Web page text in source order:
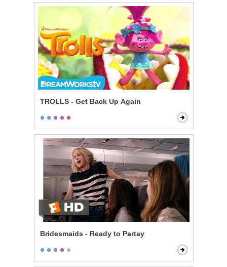
TROLLS - Get Back Up Again
Bridesmaids - Ready to Partay